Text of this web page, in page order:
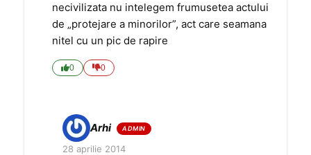
necivilizata nu intelegem frumusetea actului
de „protejare a minorilor”, act care seamana
nitel cu un pic de rapire
0 0
Arhi
28 aprilie 2014